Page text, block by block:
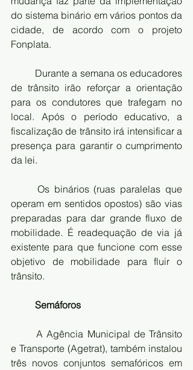
do sistema binário em vários pontos da
cidade, de acordo com o projeto
Fonplata.
Durante a semana os educadores
de trânsito irão reforçar a orientação
para os condutores que trafegam no
local. Após o período educativo, a
fiscalização de trânsito irá intensificar a
presença para garantir o cumprimento
da lei.
Os binários (ruas paralelas que
operam em sentidos opostos) são vias
preparadas para dar grande fluxo de
mobilidade. É readequação de via já
existente para que funcione com esse
objetivo de mobilidade para fluir o
trânsito.
Semáforos
A Agência Municipal de Trânsito
e Transporte (Agetrat), também instalou
três novos conjuntos semafóricos em